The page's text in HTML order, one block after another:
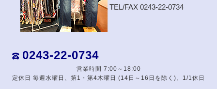
TEL/FAX 0243-22-0734
0243-22-0734
営業時間 7:00～18:00
定休日 毎週水曜日、第1・第4木曜日 (14日～16日を除く)、1/1休日